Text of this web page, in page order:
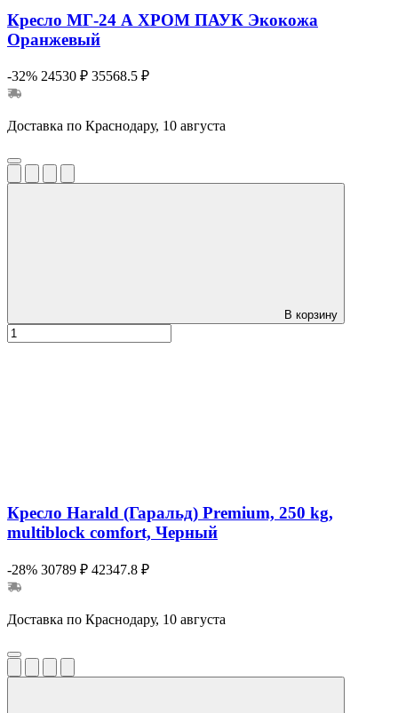
Кресло МГ-24 А ХРОМ ПАУК Экокожа
Оранжевый
-32% 24530 ₽ 35568.5 ₽
Доставка по Краснодару, 10 августа
В корзину
Кресло Harald (Гаральд) Premium, 250 kg,
multiblock comfort, Черный
-28% 30789 ₽ 42347.8 ₽
Доставка по Краснодару, 10 августа